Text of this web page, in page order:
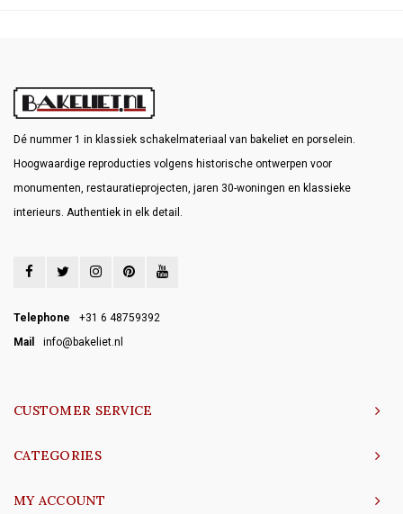
Dé nummer 1 in klassiek schakelmateriaal van bakeliet en porselein.
Hoogwaardige reproducties volgens historische ontwerpen voor
monumenten, restauratieprojecten, jaren 30-woningen en klassieke
interieurs. Authentiek in elk detail.
Telephone
+31 6 48759392
Mail
info@bakeliet.nl
CUSTOMER SERVICE
CATEGORIES
MY ACCOUNT